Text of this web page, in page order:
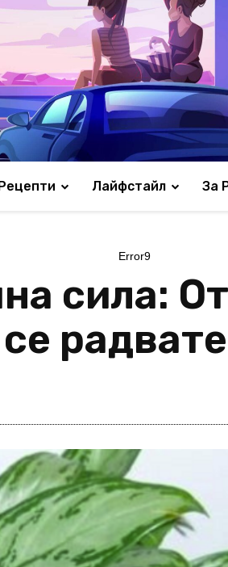
Лайфстайл За
Error9
сила: